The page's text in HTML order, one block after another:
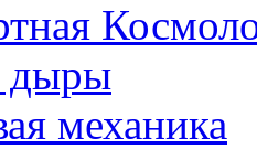
дыры
механика